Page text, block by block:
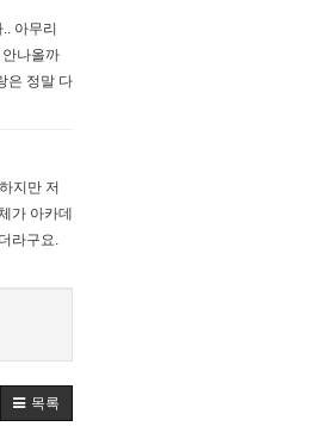
아무리
나올까
은 정말 다
지만 저
가 아카데
라구요.
목록